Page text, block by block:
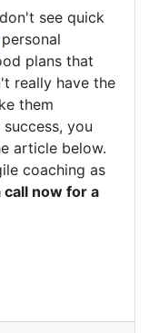
see quick
personal
plans that
really have the
them
you
article below.
coaching as
call now for a